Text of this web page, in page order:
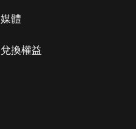
媒體
兌換權益